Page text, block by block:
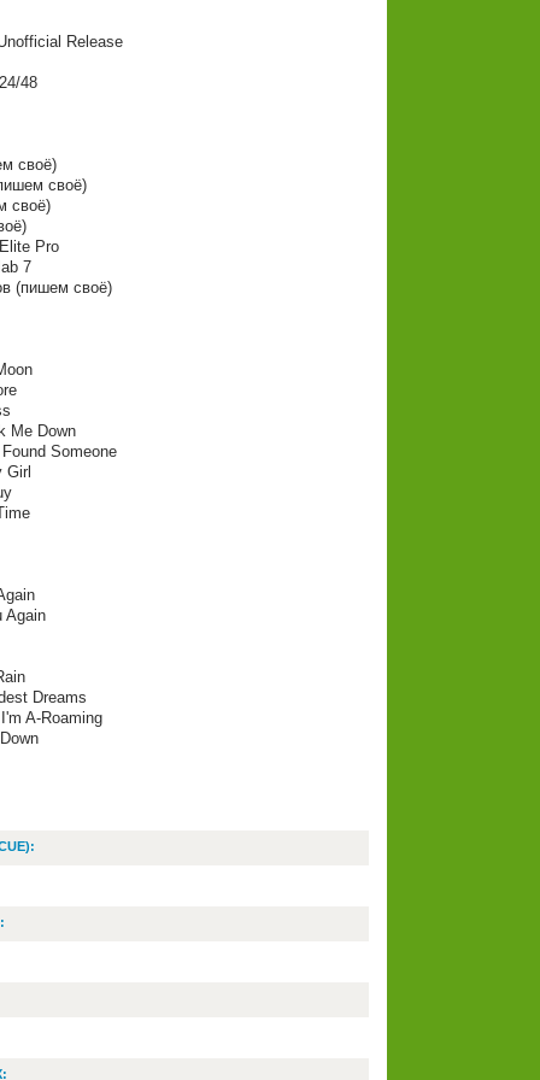
Release
48
своё)
своё)
своё)
Pro
7
(пишем своё)
Me Down
Someone
Girl
Again
Dreams
A-Roaming